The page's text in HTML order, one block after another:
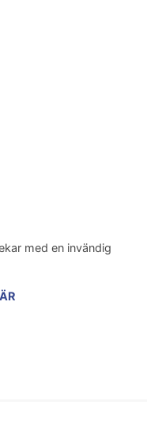
med en invändig